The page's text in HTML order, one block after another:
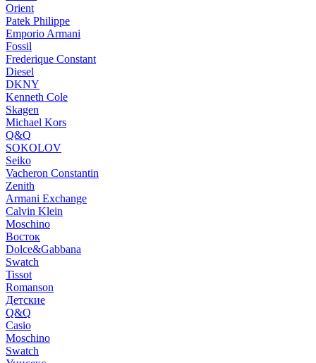
Orient
Patek Philippe
Emporio Armani
Fossil
Frederique Constant
Diesel
DKNY
Kenneth Cole
Skagen
Michael Kors
Q&Q
SOKOLOV
Seiko
Vacheron Constantin
Zenith
Armani Exchange
Calvin Klein
Moschino
Восток
Dolce&Gabbana
Swatch
Tissot
Romanson
Детские
Q&Q
Casio
Moschino
Swatch